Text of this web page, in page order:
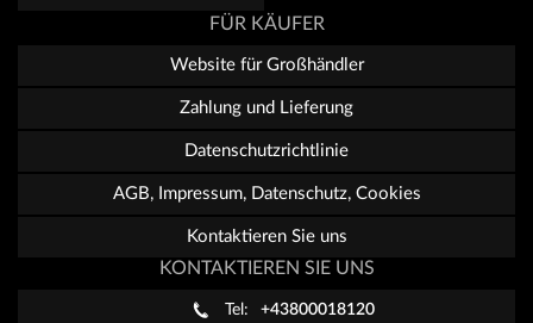
FÜR KÄUFER
Website für Großhändler
Zahlung und Lieferung
Datenschutzrichtlinie
AGB, Impressum, Datenschutz, Cookies
Kontaktieren Sie uns
KONTAKTIEREN SIE UNS
Tel: +43800018120